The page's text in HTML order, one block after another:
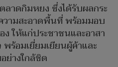
าดกิมหยง ซึ่งได้รับผลกระ
วามสะอาดพื้นที่ พร้อมมอบ
ให้แก่ประชาชนและอาสา
ร้อมเยี่ยมเยียนผู้ค้าและ
ย่างใกล้ชิด